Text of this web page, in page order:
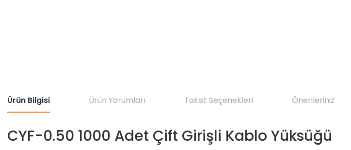
Ürün Bilgisi Ürün Yorumları Taksit Seçenekleri Önerileriniz
CYF-0.50 1000 Adet Çift Girişli Kablo Yüksüğü